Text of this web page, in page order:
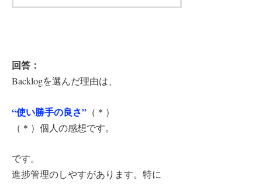
回答：
Backlogを選んだ理由は、
“使い勝手の良さ” （＊）
（＊）個人の感想です。
です。
進捗管理のしやすがあります。特に